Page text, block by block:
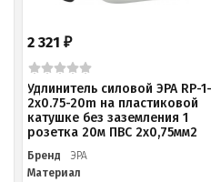
2 321₽
Удлинитель силовой ЭРА RP-
2x0.75-20m на пластиковой
катушке без заземления 1
розетка 20м ПВС 2х0,75мм2
Бренд
ЭРА
Материал